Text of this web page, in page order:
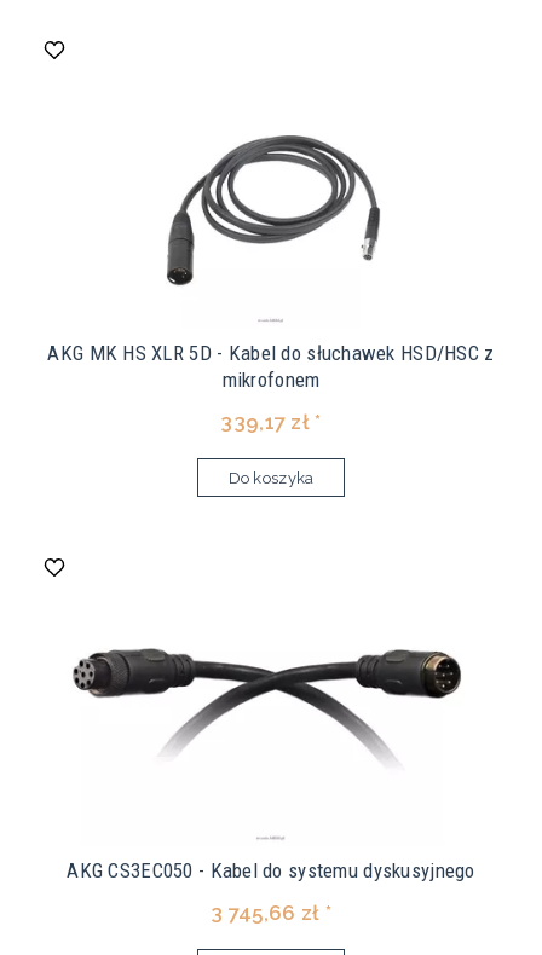
AKG MK HS XLR 5D - Kabel do słuchawek HSD/HSC z
mikrofonem
339,17 zł *
Do koszyka
AKG CS3EC050 - Kabel do systemu dyskusyjnego
3 745,66 zł *